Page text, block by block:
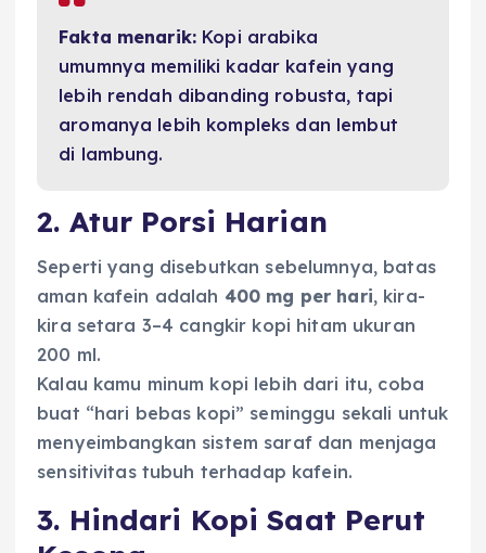
Fakta menarik: Kopi arabika
umumnya memiliki kadar kafein yang
lebih rendah dibanding robusta, tapi
aromanya lebih kompleks dan lembut
di lambung.
2. Atur Porsi Harian
Seperti yang disebutkan sebelumnya, batas
aman kafein adalah 400 mg per hari, kira-
kira setara 3–4 cangkir kopi hitam ukuran
200 ml.
Kalau kamu minum kopi lebih dari itu, coba
buat “hari bebas kopi” seminggu sekali untuk
menyeimbangkan sistem saraf dan menjaga
sensitivitas tubuh terhadap kafein.
3. Hindari Kopi Saat Perut